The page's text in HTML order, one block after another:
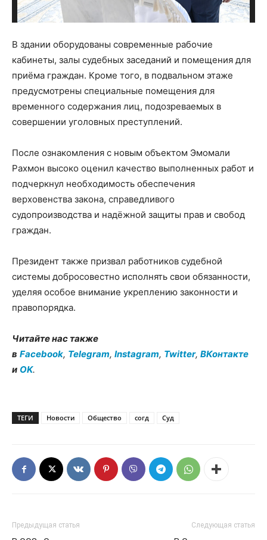
В здании оборудованы современные рабочие
кабинеты, залы судебных заседаний и помещения для
приёма граждан. Кроме того, в подвальном этаже
предусмотрены специальные помещения для
временного содержания лиц, подозреваемых в
совершении уголовных преступлений.
После ознакомления с новым объектом Эмомали
Рахмон высоко оценил качество выполненных работ и
подчеркнул необходимость обеспечения
верховенства закона, справедливого
судопроизводства и надёжной защиты прав и свобод
граждан.
Президент также призвал работников судебной
системы добросовестно исполнять свои обязанности,
уделяя особое внимание укреплению законности и
правопорядка.
Читайте нас также
в Facebook, Telegram, Instagram, Twitter, ВКонтакте
и OK.
ТЕГИ Новости Общество согд Суд
Предыдущая статья Следующая статья